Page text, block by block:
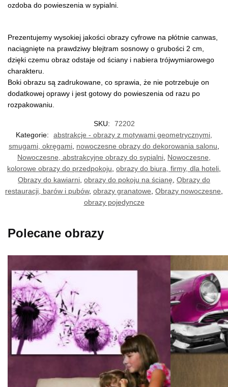
ozdoba do powieszenia w sypialni.
Prezentujemy wysokiej jakości obrazy cyfrowe na płótnie canwas,
naciągnięte na prawdziwy blejtram sosnowy o grubości 2 cm,
dzięki czemu obraz odstaje od ściany i nabiera trójwymiarowego
charakteru.
Boki obrazu są zadrukowane, co sprawia, że nie potrzebuje on
dodatkowej oprawy i jest gotowy do powieszenia od razu po
rozpakowaniu.
SKU:
72202
Kategorie:
abstrakcje - obrazy z motywami geometrycznymi,
smugami, okręgami nowoczesne obrazy do dekorowania salonu
Nowoczesne, abstrakcyjne obrazy do sypialni Nowoczesne,
kolorowe obrazy do przedpokoju obrazy do biura, firmy, dla hoteli
Obrazy do kawiarni obrazy do pokoju na ścianę Obrazy do
restauracji, barów i pubów, obrazy granatowe Obrazy nowoczesne
obrazy pojedyncze
Polecane obrazy